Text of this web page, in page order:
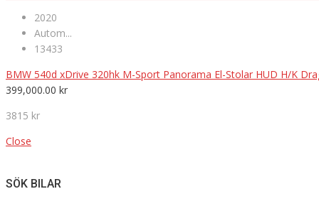
2020
Autom...
13433
BMW 540d xDrive 320hk M-Sport Panorama El-Stolar HUD H/K
399,000.00 kr
3815 kr
Close
SÖK BILAR